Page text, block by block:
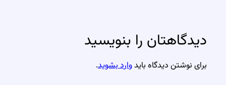
دیدگاهتان را بنویسید
برای نوشتن دیدگاه بایدوارد بشوید.